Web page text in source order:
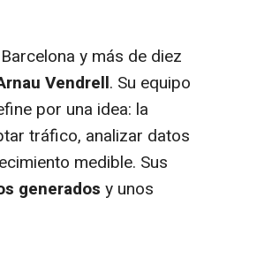
y más de diez
Vendrell. Su equipo
por una idea: la
tráfico, analizar datos
medible. Sus
generados y unos